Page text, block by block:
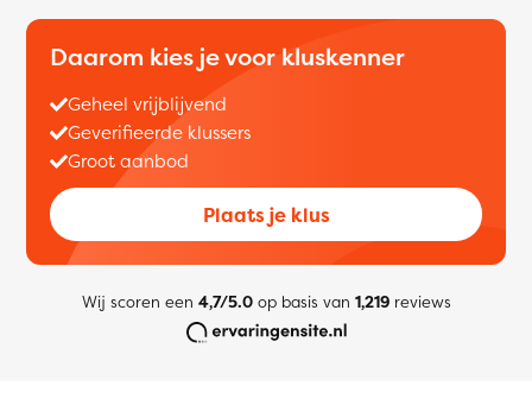
Daarom kies je voor kluskenner
Geheel vrijblijvend
Geverifieerde klussers
Groot aanbod
Plaats je klus
Wij scoren een 4,7/5.0op basis van 1,219reviews